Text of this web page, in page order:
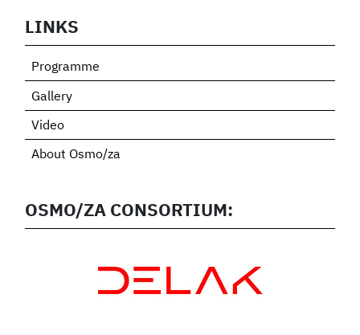
LINKS
Programme
Gallery
Video
About Osmo/za
OSMO/ZA CONSORTIUM: